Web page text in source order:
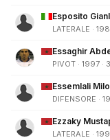
Esposito
LATERALE ·
Essaghir
PIVOT · 1997 ·
Essemlali
DIFENSORE ·
Ezzaky
LATERALE ·